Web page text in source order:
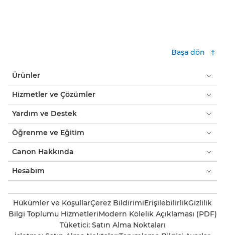
Başa dön
Ürünler
Hizmetler ve Çözümler
Yardım ve Destek
Öğrenme ve Eğitim
Canon Hakkında
Hesabım
Hükümler ve KoşullarÇerez BildirimiErişilebilirlikGizlilik
Bilgi Toplumu HizmetleriModern Kölelik Açıklaması (PDF)
Tüketici: Satın Alma Noktaları